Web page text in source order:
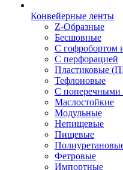
Конвейерные ленты
Z-Образные
Бесшовные
С гофробортом
С перфорацией
Пластиковые
Тефлоновые
С поперечными
Маслостойкие
Модульные
Непищевые
Пищевые
Фетровые
Импортные